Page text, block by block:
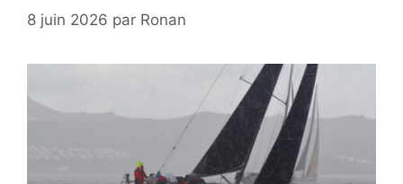
8 juin 2026 par Ronan